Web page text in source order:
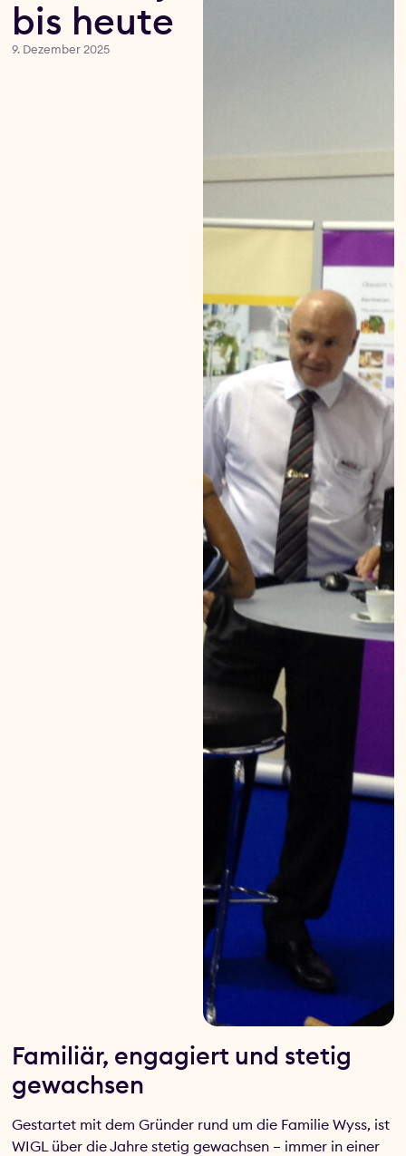
bis heute
9. Dezember 2025
Familiär, engagiert und stetig
gewachsen
Gestartet mit dem Gründer rund um die Familie Wyss, ist
WIGL über die Jahre stetig gewachsen – immer in einer